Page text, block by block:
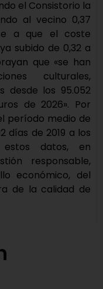
el Consistorio la
al vecino 0,37
a que el coste
subido de 0,32 a
que «se han
culturales,
desde los 95.052
de 2026». Por
período medio de
días de 2019 a los
estos datos, en
responsable,
económico, del
de la calidad de